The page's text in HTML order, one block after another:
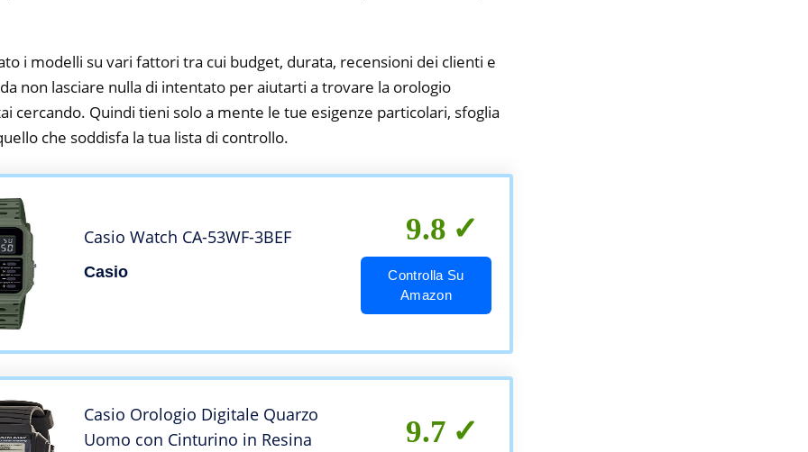
i modelli su vari fattori tra cui budget, durata, recensioni dei clienti e
non lasciare nulla di intentato per aiutarti a trovare la orologio
cercando. Quindi tieni solo a mente le tue esigenze particolari, sfoglia
che soddisfa la tua lista di controllo.
Casio Watch CA-53WF-3BEF
Casio
9.8
Controlla Su
Amazon
Casio Orologio Digitale Quarzo
Uomo con Cinturino in Resina
9.7